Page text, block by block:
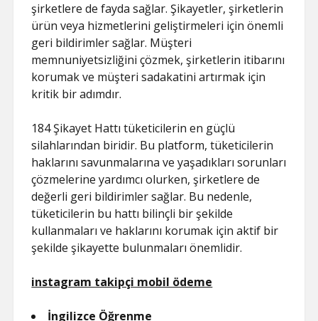
şirketlere de fayda sağlar. Şikayetler, şirketlerin
ürün veya hizmetlerini geliştirmeleri için önemli
geri bildirimler sağlar. Müşteri
memnuniyetsizliğini çözmek, şirketlerin itibarını
korumak ve müşteri sadakatini artırmak için
kritik bir adımdır.
184 Şikayet Hattı tüketicilerin en güçlü
silahlarından biridir. Bu platform, tüketicilerin
haklarını savunmalarına ve yaşadıkları sorunları
çözmelerine yardımcı olurken, şirketlere de
değerli geri bildirimler sağlar. Bu nedenle,
tüketicilerin bu hattı bilinçli bir şekilde
kullanmaları ve haklarını korumak için aktif bir
şekilde şikayette bulunmaları önemlidir.
instagram takipçi mobil ödeme
İngilizce Öğrenme